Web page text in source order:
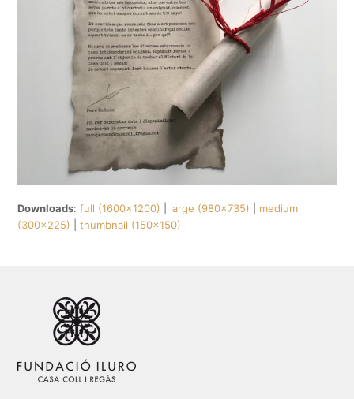
Downloads:full (1600x1200) large (980x735)
medium
(300x225) |thumbnail (150x150)